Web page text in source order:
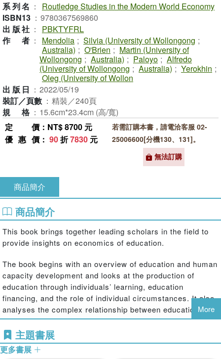
系列名 ：
Routledge Studies in the Modern World Economy
ISBN13 ： 9780367569860
出版社 ：
PBKTYFRL
作者 ： Mendolia ; Silvia (University of Wollongong ;
Australia) ; O'Brien ; Martin (University of
Wollongong ; Australia) ; Paloyo ; Alfredo
(University of Wollongong ; Australia) ; Yerokhin ;
Oleg (University of Wollon
出版日 ： 2022/05/19
裝訂／頁數 ： 精裝／240頁
規格 ： 15.6cm*23.4cm (高/寬)
定價 ：NT$ 8700 元
優惠價 ： 90折7830 元
若需訂購本書，請電洽客服 02-
25006600[分機130、131]。
無法訂購
商品簡介
商品簡介
This book brings together leading scholars in the field to
provide insights on economics of education.
The book begins with an overview of education and human
capacity development and looks at the production of
education through individuals’ learning, education
financing, and the role of individual circumstances. It also
analyses the complex relationship between education and
mobility and highlights what key challenges for education
systems in a global world are. Each chapter provides
detailed analysis of interesting and policy-relevant topics
in the fields of education economics and human capacity
More
主題書展
更多書展